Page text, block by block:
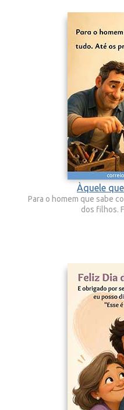
Àquele
Para o homem que sabe
dos filhos.